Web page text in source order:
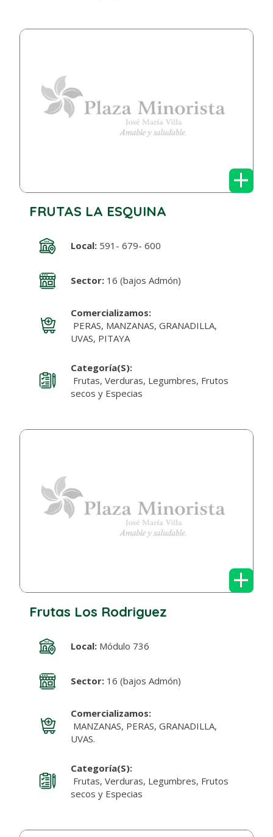
+
FRUTAS LA ESQUINA
Local:591- 679- 600
Sector:16 (bajos Admón)
Comercializamos:
PERAS, MANZANAS, GRANADILLA,
UVAS, PITAYA
Categoría(s):
Frutas, Verduras, Legumbres, Frutos
secos y Especias
+
Frutas Los Rodriguez
Local:Módulo 736
Sector:16 (bajos Admón)
Comercializamos:
MANZANAS, PERAS, GRANADILLA,
UVAS.
Categoría(s):
Frutas, Verduras, Legumbres, Frutos
secos y Especias